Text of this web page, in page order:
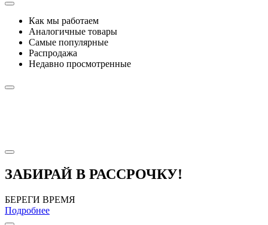
Как мы работаем
Аналогичные товары
Самые популярные
Распродажа
Недавно просмотренные
ЗАБИРАЙ В РАССРОЧКУ!
БЕРЕГИ ВРЕМЯ
Подробнее